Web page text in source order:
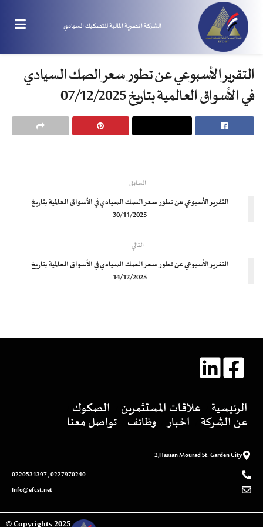
الشركة المصرية المالية للتصكيك السيادي
التقرير الأسبوعي عن تطور سعر الصك السيادي
في الأسواق العالمية بتاريخ 07/12/2025
السابق
التقرير الأسبوعي عن تطور سعر الصك السيادي في الأسواق العالمية بتاريخ
30/11/2025
التالي
التقرير الأسبوعي عن تطور سعر الصك السيادي في الأسواق العالمية بتاريخ
14/12/2025
الرئيسية علاقات المستثمرين الصكوك
عن الشركة اخبار وظائف تواصل معنا
2,Hassan Mourad St. Garden City
0227970240 , 0220531397
Info@efcst.net